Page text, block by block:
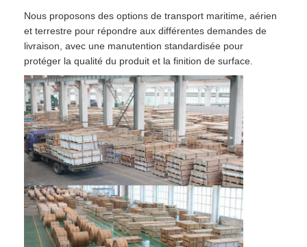
Nous proposons des options de transport maritime, aérien
et terrestre pour répondre aux différentes demandes de
livraison, avec une manutention standardisée pour
protéger la qualité du produit et la finition de surface.